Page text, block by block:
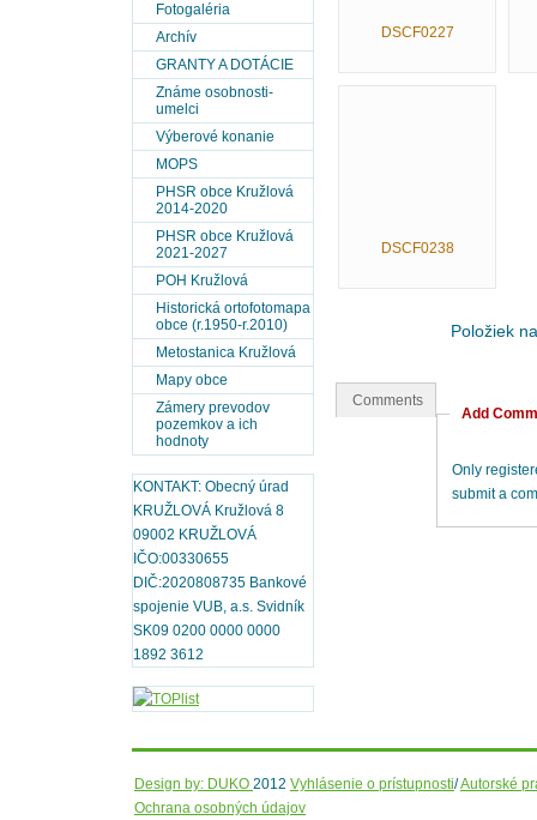
Fotogaléria
Archív
GRANTY A DOTÁCIE
Známe osobnosti-
umelci
Výberové konanie
MOPS
PHSR obce Kružlová
2014-2020
PHSR obce Kružlová
2021-2027
POH Kružlová
Historická ortofotomapa
obce (r.1950-r.2010)
Metostanica Kružlová
Mapy obce
Zámery prevodov
pozemkov a ich
hodnoty
KONTAKT: Obecný úrad
KRUŽLOVÁ Kružlová 8
09002 KRUŽLOVÁ
IČO:00330655
DIČ:2020808735 Bankové
spojenie VUB, a.s. Svidník
SK09 0200 0000 0000
1892 3612
DSCF0227
DSCF0238
Položiek
Comments
Add
Only
submit a
Design by: DUKO 2012 Vyhlásenie o prístupnosti/Autorské
Ochrana osobných údajov